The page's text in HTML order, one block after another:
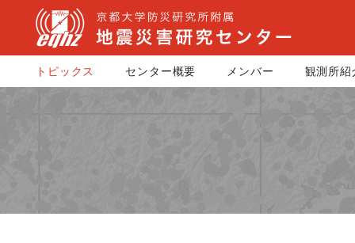
トピックス センター概要 メンバー 観測所紹